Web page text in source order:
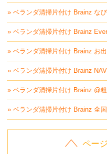
» ベランダ清掃片付け Brainz な
» ベランダ清掃片付け Brainz
» ベランダ清掃片付け Brainz お
» ベランダ清掃片付け Brainz
» ベランダ清掃片付け Brainz @
» ベランダ清掃片付け Brainz 全
ペー